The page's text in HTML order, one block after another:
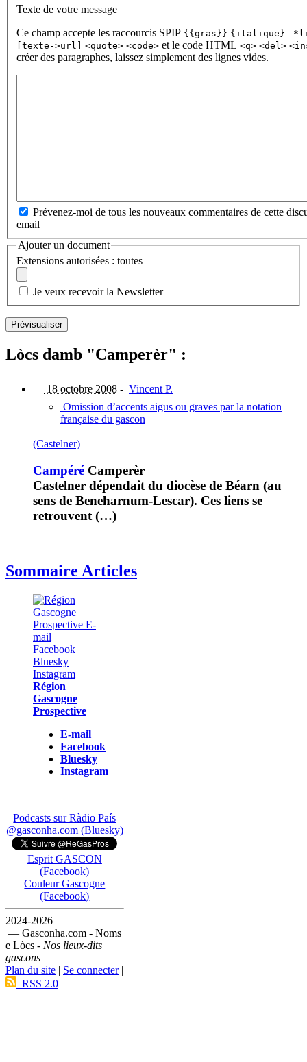
Texte de votre message
Ce champ accepte les raccourcis SPIP {{gras}} {italique} -
[texte->url] <quote> <code> et le code HTML <q> <del>
créer des paragraphes, laissez simplement des lignes vides.
Prévenez-moi de tous les nouveaux commentaires de cette
email
Ajouter un document
Extensions autorisées : toutes
Je veux recevoir la Newsletter
Lòcs damb "Camperèr" :
18 octobre 2008 - Vincent P.
Omission d’accents aigus ou graves par la notation
française du gascon
(Castelner)
Campéré Camperèr
Castelner dépendait du diocèse de Béarn (au
sens de Beneharnum-Lescar). Ces liens se
retrouvent (…)
Sommaire Articles
Région
Gascogne
Prospective
E-mail
Facebook
Bluesky
Instagram
Podcasts sur Ràdio País
@gasconha.com (Bluesky)
Esprit GASCON
(Facebook)
Couleur Gascogne
(Facebook)
2024-2026
— Gasconha.com - Noms
e Lòcs - Nos lieux-dits
gascons
Plan du site | Se connecter|
RSS 2.0